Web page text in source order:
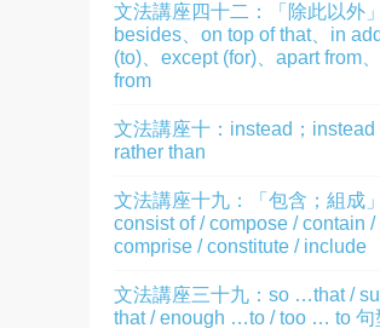
文法講座四十二：「除此以外」
besides、on top of that、in
(to)、except (for)、apart from
from
文法講座十：instead；instead
rather than
文法講座十九：「包含；組成」
consist of / compose / contain /
comprise / constitute / include
文法講座三十九：so …that /
that / enough …to / too … to 句